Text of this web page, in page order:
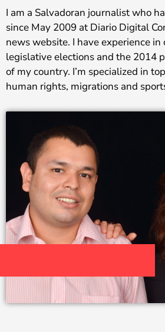
I am a Salvadoran journalist who
since May 2009 at Diario Digital
news website. I have experience
legislative elections and the 2014
of my country. I’m specialized in
human rights, migrations and